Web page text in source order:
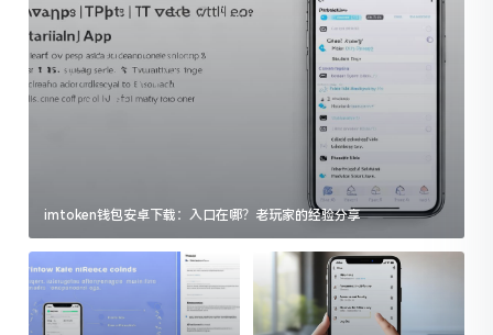
imtoken钱包安卓下载：入口在哪？老玩家的经验分享